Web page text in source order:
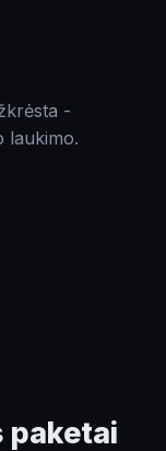
-
laukimo.
paketai